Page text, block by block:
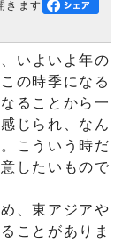
きます
いよいよ年の
の時季になる
ることから一
じられ、なん
こういう時だ
したいもので
、東アジアや
ことがありま